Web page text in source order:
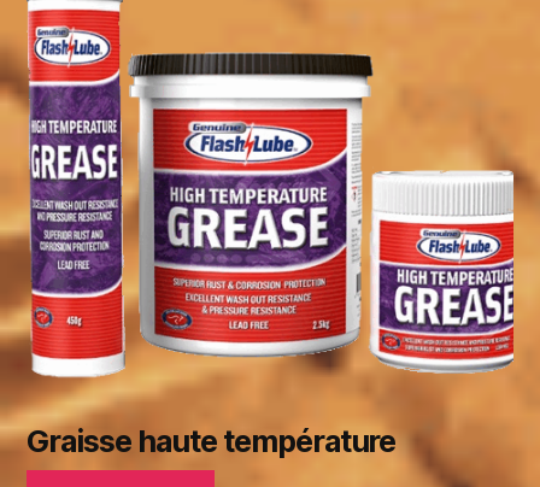
Graisse haute température